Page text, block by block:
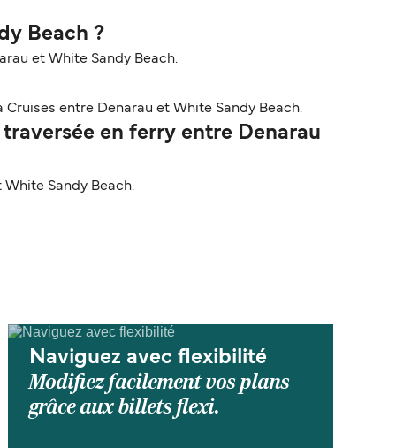
Beach ?
et White Sandy Beach.
entre Denarau et White Sandy Beach.
en ferry entre Denarau
Sandy Beach.
Naviguez avec flexibilité
Modifiez facilement vos plans
grâce aux billets flexi.